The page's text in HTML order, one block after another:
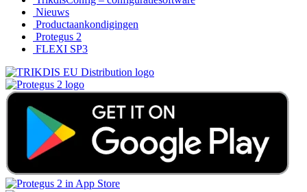
Nieuws
Productaankondigingen
Protegus 2
FLEXI SP3